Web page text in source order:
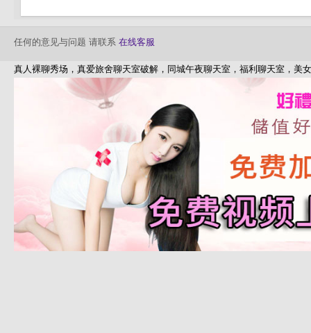
任何的意见与问题 请联系 在线客服
真人裸聊秀场，真爱旅舍聊天室破解，同城午夜聊天室，福利聊天室，